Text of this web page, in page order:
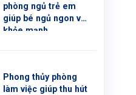
phòng ngủ trẻ em
giúp bé ngủ ngon và
khỏe mạnh
Phong thủy phòng
làm việc giúp thu hút